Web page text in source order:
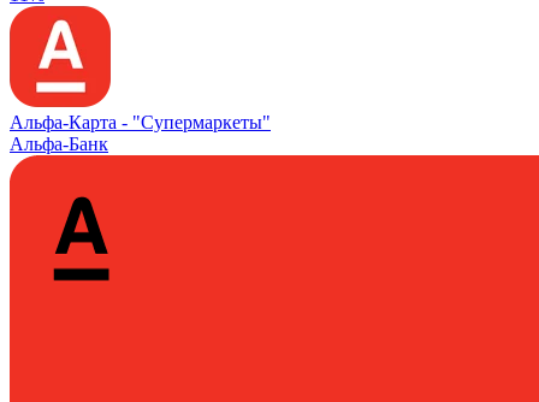
Альфа‑Карта - "Супермаркеты"
Альфа-Банк